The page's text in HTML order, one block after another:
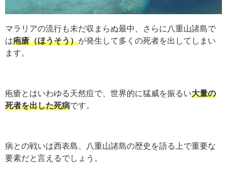
マラリアの流行も未だ収まらぬ最中、さらに八重山諸島で
は疱瘡（ほうそう）が発生して多くの死者を出してしまい
ます。
疱瘡とはいわゆる天然痘で、世界的に猛威を振るい大量の
死者を出した死病です。
病との戦いは西表島、八重山諸島の歴史を語る上で重要な
要素だと言えるでしょう。